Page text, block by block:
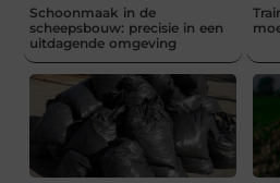
Schoonmaak in de
scheepsbouw: precisie in een
uitdagende omgeving